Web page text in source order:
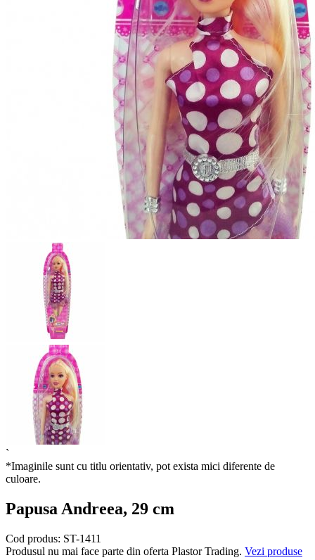
`
*Imaginile sunt cu titlu orientativ, pot exista mici diferente de
culoare.
Papusa Andreea, 29 cm
Cod produs: ST-1411
Produsul nu mai face parte din oferta Plastor Trading. Vezi produse